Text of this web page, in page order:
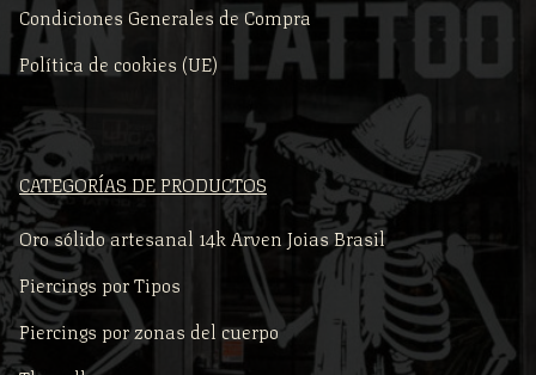
Condiciones Generales de Compra
Política de cookies (UE)
CATEGORÍAS DE PRODUCTOS
Oro sólido artesanal 14k Arven Joias Brasil
Piercings por Tipos
Piercings por zonas del cuerpo